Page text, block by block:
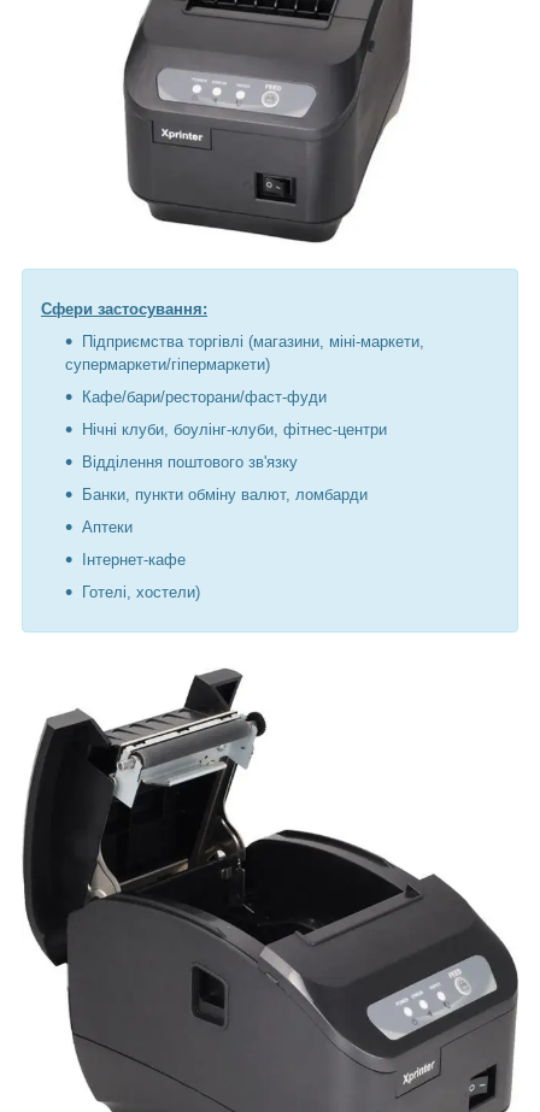
Сфери застосування:
Підприємства торгівлі (магазини, міні-маркети,
супермаркети/гіпермаркети)
Кафе/бари/ресторани/фаст-фуди
Нічні клуби, боулінг-клуби, фітнес-центри
Відділення поштового зв'язку
Банки, пункти обміну валют, ломбарди
Аптеки
Інтернет-кафе
Готелі, хостели)